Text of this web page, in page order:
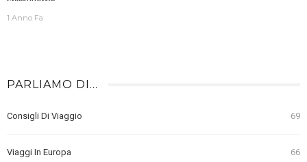
1 Anno Fa
PARLIAMO DI…
Consigli Di Viaggio 69
Viaggi In Europa 66